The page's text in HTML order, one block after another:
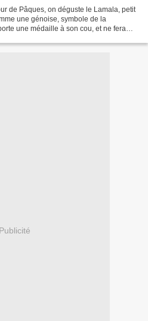
de Pâques, on déguste le Lamala, petit
une génoise, symbole de la
une médaille à son cou, et ne fera
Publicité